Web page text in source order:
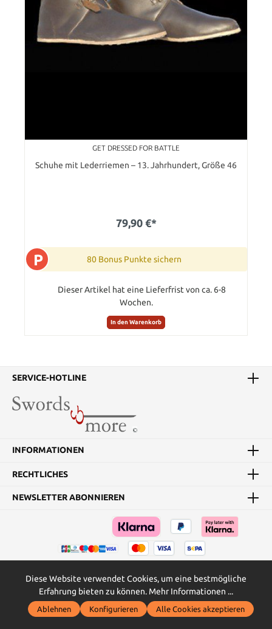
GET DRESSED FOR BATTLE
Schuhe mit Lederriemen – 13. Jahrhundert, Größe 46
79,90 €*
P 80 Bonus Punkte sichern
Dieser Artikel hat eine Lieferfrist von ca. 6-8
Wochen.
In den Warenkorb
SERVICE-HOTLINE
INFORMATIONEN
RECHTLICHES
NEWSLETTER ABONNIEREN
Vertrag widerrufen
Diese Website verwendet Cookies, um eine bestmögliche
Erfahrung bieten zu können. Mehr Informationen ...
Ablehnen Konfigurieren Alle Cookies akzeptieren